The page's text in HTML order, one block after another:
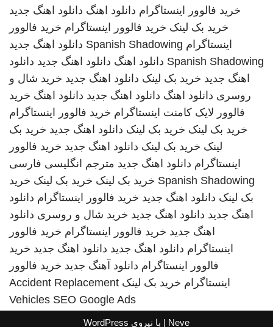
خرید فالوور اینستاگرام دانلود اهنگ دانلود اهنگ جدید
خرید بک لینک خرید فالوور اینستاگرام خرید فالوور
اینستاگرام Spanish Shadowing دانلود اهنگ جدید
Spanish Shadowing دانلود اهنگ دانلود اهنگ جدید دانلود
اهنگ جدید خرید بک لینک دانلود اهنگ جدید خرید شال و
روسری دانلود اهنگ دانلود اهنگ جدید دانلود اهنگ خرید
فالوور لایک کامنت اینستاگرام خرید فالوور اینستاگرام
خرید بک لینک خرید بک لینک دانلود اهنگ جدید خرید بک
لینک خرید بک لینک دانلود اهنگ جدید خرید فالوور
اینستاگرام دانلود اهنگ جدید مترجم انگلیسی فارسی
Spanish Shadowing خرید بک لینک خرید بک لینک خرید
بک لینک دانلود اهنگ جدید خرید فالوور اینستاگرام دانلود
اهنگ جدید دانلود اهنگ جدید خرید شال و روسری دانلود
اهنگ جدید خرید فالوور اینستاگرام خرید فالوور
اینستاگرام دانلود اهنگ جدید دانلود اهنگ جدید خرید
فالوور اینستاگرام دانلود آهنگ جدید خرید فالوور
اینستاگرام خرید بک لینک Accident Replacement
Vehicles SEO Google Ads
Neve | با نیروی WordPress